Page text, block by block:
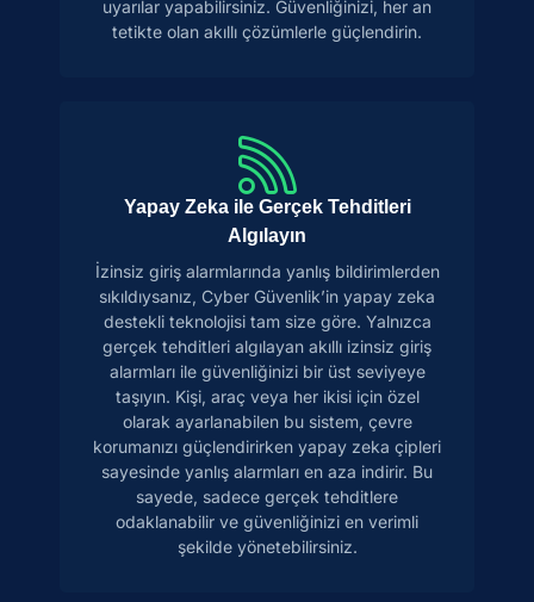
uyarılar yapabilirsiniz. Güvenliğinizi, her an
tetikte olan akıllı çözümlerle güçlendirin.
Yapay Zeka ile Gerçek Tehditleri
Algılayın
İzinsiz giriş alarmlarında yanlış bildirimlerden
sıkıldıysanız, Cyber Güvenlik’in yapay zeka
destekli teknolojisi tam size göre. Yalnızca
gerçek tehditleri algılayan akıllı izinsiz giriş
alarmları ile güvenliğinizi bir üst seviyeye
taşıyın. Kişi, araç veya her ikisi için özel
olarak ayarlanabilen bu sistem, çevre
korumanızı güçlendirirken yapay zeka çipleri
sayesinde yanlış alarmları en aza indirir. Bu
sayede, sadece gerçek tehditlere
odaklanabilir ve güvenliğinizi en verimli
şekilde yönetebilirsiniz.